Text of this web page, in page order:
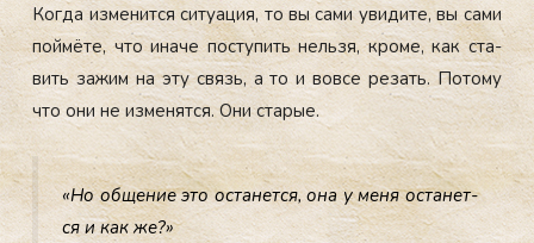
Ког­да из­ме­нит­ся си­ту­ация, то вы са­ми уви­дите, вы са­ми
пой­мё­те, что ина­че пос­ту­пить нель­зя, кро­ме, как ста­
вить за­жим на эту связь, а то и вов­се ре­зать. По­тому
что они не из­ме­нят­ся. Они ста­рые.
«Но об­ще­ние это ос­та­нет­ся, она у ме­ня ос­та­нет­
ся и как же?»